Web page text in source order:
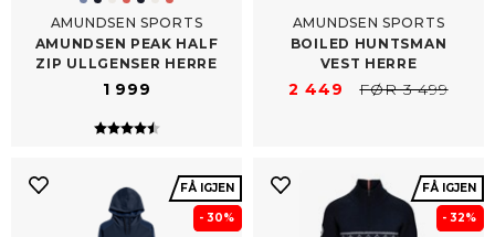
AMUNDSEN SPORTS
AMUNDSEN PEAK HALF
ZIP ULLGENSER HERRE
1 999
Karakter:
4.4 av 5 mulige
AMUNDSEN SPORTS
BOILED HUNTSMAN
VEST HERRE
2 449 FØR 3 499
FÅ IGJEN
- 30%
FÅ IGJEN
- 32%